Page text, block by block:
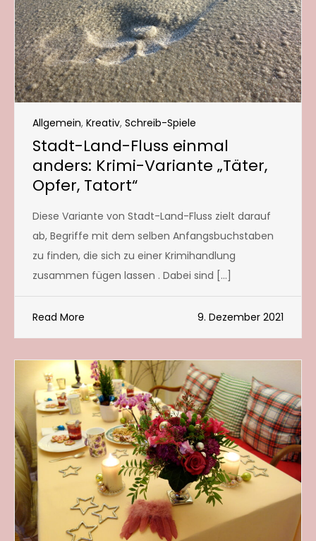
Allgemein, Kreativ, Schreib-Spiele
Stadt-Land-Fluss einmal
anders: Krimi-Variante „Täter,
Opfer, Tatort“
Diese Variante von Stadt-Land-Fluss zielt darauf
ab, Begriffe mit dem selben Anfangsbuchstaben
zu finden, die sich zu einer Krimihandlung
zusammen fügen lassen . Dabei sind […]
Read More 9. Dezember 2021